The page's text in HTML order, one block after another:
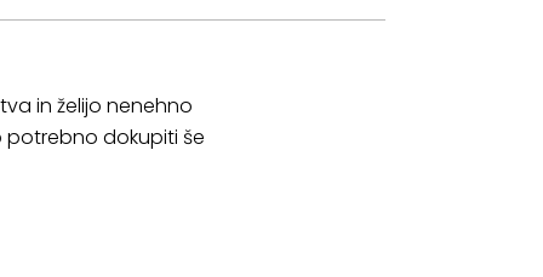
in želijo nenehno
potrebno dokupiti še